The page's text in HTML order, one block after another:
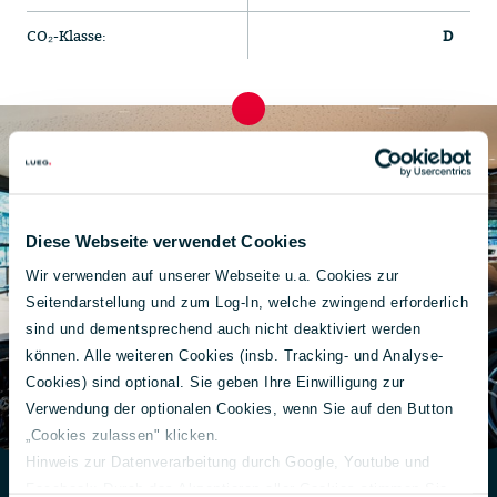
Diese Webseite verwendet Cookies
Wir verwenden auf unserer Webseite u.a. Cookies zur
Seitendarstellung und zum Log-In, welche zwingend erforderlich
sind und dementsprechend auch nicht deaktiviert werden
können. Alle weiteren Cookies (insb. Tracking- und Analyse-
Cookies) sind optional. Sie geben Ihre Einwilligung zur
Verwendung der optionalen Cookies, wenn Sie auf den Button
„Cookies zulassen" klicken.
Hinweis zur Datenverarbeitung durch Google, Youtube und
CO₂-Klasse: D